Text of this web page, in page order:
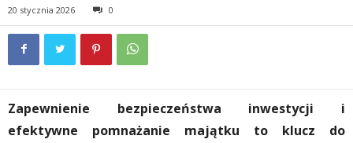
20 stycznia 2026 0
Zapewnienie bezpieczeństwa inwestycji i
efektywne pomnażanie majątku to klucz do